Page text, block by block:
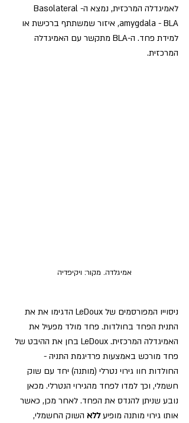
לאמיגדלה המרכזית, נמצא ה-Basolateral
amygdala - BLA, איזור שמשתתף ברכישת או
למידת פחד. ה-BLA מתקשר עם האמיגדלה
המרכזית.
אמיגלדה. מקור: ויקיפדיה
ניסוייו המפורסמים של LeDoux הדגימו את את
התנית הפחד בחולדות. פחד מולד מפעיל את
האמיגדלה המרכזית. LeDoux בחן את ההיבט של
פחד מורכש באמצעות פרדיגמת התניה -
החולדות חוו גירוי נטרלי (מותנה) יחד עם שוק
חשמלי, וכך למדו לפחד מהגירוי הנטרלי. מכאן
נובע שניתן להנדס את הפחד. לאחר מכן, כאשר
אותו גירוי מותנה מופיע ללא השוק החשמלי,